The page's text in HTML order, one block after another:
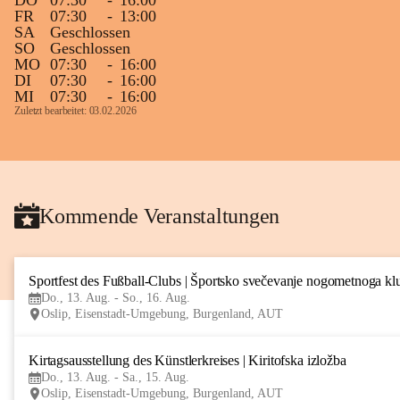
FR
07:30 - 13:00
SA
Geschlossen
SO
Geschlossen
MO 07:30 - 16:00
DI
07:30 - 16:00
MI
07:30 - 16:00
Zuletzt bearbeitet: 03.02.2026
Kommende Veranstaltungen
Sportfest des Fußball-Clubs | Športsko svečevanje nogometnoga
Do., 13. Aug. - So., 16. Aug.
Oslip, Eisenstadt-Umgebung, Burgenland, AUT
Kirtagsausstellung des Künstlerkreises | Kiritofska izložba
Do., 13. Aug. - Sa., 15. Aug.
Oslip, Eisenstadt-Umgebung, Burgenland, AUT